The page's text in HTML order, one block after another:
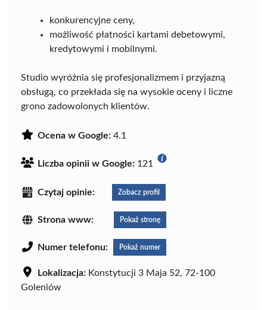
konkurencyjne ceny,
możliwość płatności kartami debetowymi,
kredytowymi i mobilnymi.
Studio wyróżnia się profesjonalizmem i przyjazną
obsługą, co przekłada się na wysokie oceny i liczne
grono zadowolonych klientów.
Ocena w Google: 4.1
Liczba opinii w Google: 121
Czytaj opinie: Zobacz profil
Strona www: Pokaż stronę
Numer telefonu: Pokaż numer
Lokalizacja: Konstytucji 3 Maja 52, 72-100
Goleniów